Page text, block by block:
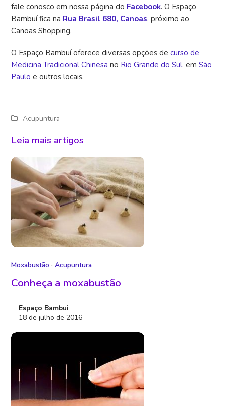
fale conosco em nossa página do Facebook. O Espaço
Bambuí fica na Rua Brasil 680, Canoas, próximo ao
Canoas Shopping.
O Espaço Bambuí oferece diversas opções decurso de
Medicina Tradicional Chinesa no Rio Grande do Sul, emSão
Paulo e outros locais.
Acupuntura
Leia mais artigos
Moxabustão ·Acupuntura
Conheça a moxabustão
Espaço Bambui
18 de julho de 2016